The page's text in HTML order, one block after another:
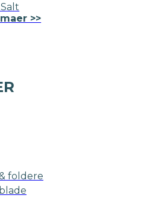
>>
foldere